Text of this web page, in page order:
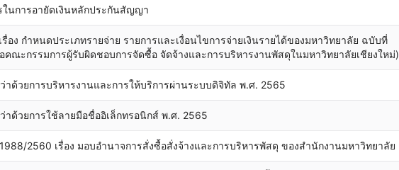
ในการอายัดเงินหลักประกันสัญญา
อง กำหนดประเภทรายจ่าย รายการและเงื่อนไขการจ่ายเงินรายได้ของมหาวิทยาลัย ฉบับที่
ณะกรรมการผู้รับผิดชอบการจัดซื้อ จัดจ้างและการบริหารงานพัสดุในมหาวิทยาลัยเชียงใหม่)
าด้วยการบริหารงานและการให้บริการผ่านระบบดิจิทัล พ.ศ. 2565
าด้วยการใช้ลายมือชื่ออิเล็กทรอนิกส์ พ.ศ. 2565
2560 เรื่อง มอบอำนาจการสั่งซื้อสั่งจ้างและการบริหารพัสดุ ของสำนักงานมหาวิทยาลัย